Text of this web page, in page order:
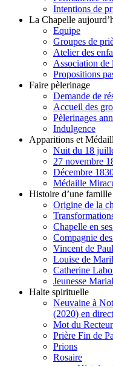
Intentions de
La Chapelle
Equipe
Groupes de
Atelier des
Association de
Propositions
Faire pèlerinage
Demande de
Accueil des
Pèlerinages
Indulgence
Apparitions et
Nuit du 18
27 novembre
Décembre
Médaille
Histoire d’une famille
Origine de la
Chapelle en
Compagnie
Vincent de Paul
Louise de
Catherine
Jeunesse
Halte spirituelle
Neuvaine à
(2020) en
Mot du Recteur
Prière Fin de
Prions
Rosaire